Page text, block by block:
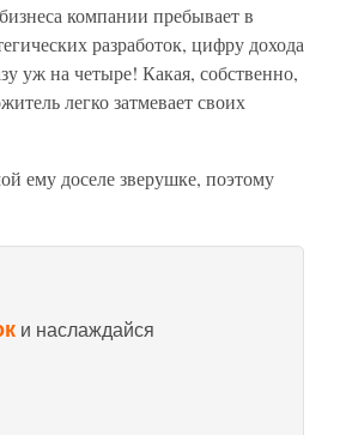
компании пребывает в
разработок, цифру дохода
уж на четыре! Какая, собственно,
легко затмевает своих
ему доселе зверушке, поэтому
и наслаждайся